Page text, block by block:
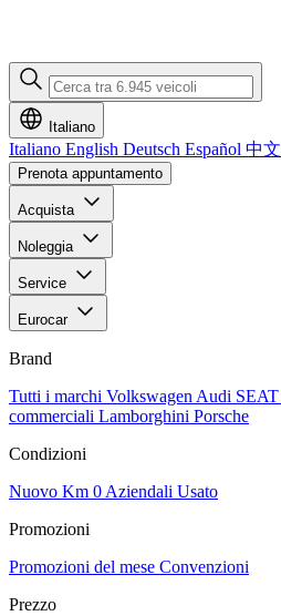
Italiano
Italiano English Deutsch Español 中文
Prenota appuntamento
Acquista
Noleggia
Service
Eurocar
Brand
Tutti i marchi Volkswagen Audi SEAT
commerciali Lamborghini Porsche
Condizioni
Nuovo Km 0 Aziendali Usato
Promozioni
Promozioni del mese Convenzioni
Prezzo